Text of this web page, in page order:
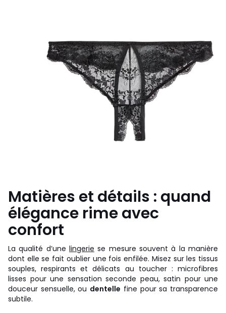
Matières et détails : quand
élégance rime avec
confort
La qualité d’une lingerie se mesure souvent à la manière
dont elle se fait oublier une fois enfilée. Misez sur les tissus
souples, respirants et délicats au toucher : microfibres
lisses pour une sensation seconde peau, satin pour une
douceur sensuelle, ou dentelle fine pour sa transparence
subtile.